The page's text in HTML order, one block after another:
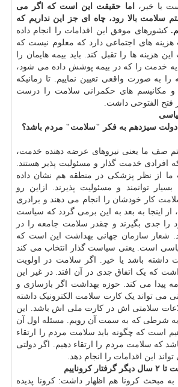
یا خیر،
اما حقیقت این است که اگر می
سلامت بالا رود، چاه ای جز این نداریم که
کشورهای موفق این اقدامات را انجام داده
هزینه های اجتماعی دارد که معلوم نیست که
ها را تقبل کند. باید بیمه هایمان را
خدمت را که در بیمه پوشش داده می شود،
را به صورت واقعی تعیین نماییم. تا زمانیکه
و مکانیسم های حکمرانی سلامت را درست
فتح الفتوحی داشت.
سیزدهم به فکر "سلامت" مردم باشد؟
صف ما یعنی نیروهای عرضه دهنده خدمت،
افرادی خدمت گذار و مسئولیت پذیر هستند.
از نظر پزشکی در منطقه هم نشان داده
توانمند و مسئولیت پذیرند. ازاین رو
کار خودشان را انجام می دهند و برادری
از اینجا به بعد به این برمی گردد که سیاست
را جدی بگیرند و چقدر سلامت جامعه را در
شعار سازمان جهانی بهداشت این است که
است. یعنی سیاست گذار انتخاب می کند
داشته باشد یا خیر. اگر سلامت در اولویت
داشت که یک اتفاق جدی در آن افتد. در غیر این
پیدا می کند. حوزه بهداشت اگر بازسازی و
می تواند یک کارت سلامت الکترونیک داشته
سلامتی اش در کارت ملی اش باشد. این
به شرطی که به سمت آن رویم. مسئله اول آن
است که چگونه باید سلامت مردم را ارتقاء
که سلامت مردم را ارتقاء دهیم. اگر دولتی
این اقدامات را انجام دهد.
مبحث کرونا هم اظهار داشت: کرونا پدیده